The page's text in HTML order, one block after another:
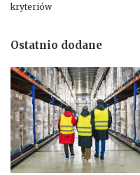
kryteriów
Ostatnio dodane